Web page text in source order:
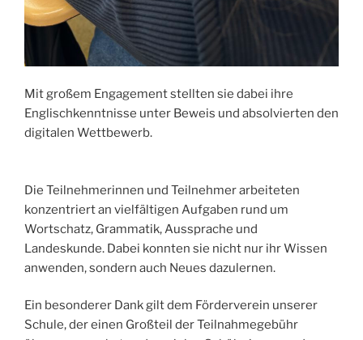
Mit großem Engagement stellten sie dabei ihre
Englischkenntnisse unter Beweis und absolvierten den
digitalen Wettbewerb.
Die Teilnehmerinnen und Teilnehmer arbeiteten
konzentriert an vielfältigen Aufgaben rund um
Wortschatz, Grammatik, Aussprache und
Landeskunde. Dabei konnten sie nicht nur ihr Wissen
anwenden, sondern auch Neues dazulernen.
Ein besonderer Dank gilt dem Förderverein unserer
Schule, der einen Großteil der Teilnahmegebühr